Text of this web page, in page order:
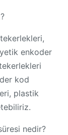
enkoder
kod
plastik
nedir?